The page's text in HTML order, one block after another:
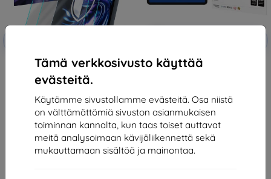
Tämä verkkosivusto käyttää
evästeitä.
Käytämme sivustollamme evästeitä. Osa niistä
on välttämättömiä sivuston asianmukaisen
toiminnan kannalta, kun taas toiset auttavat
meitä analysoimaan kävijäliikennettä sekä
mukauttamaan sisältöä ja mainontaa.
3mk Hardy Fusion Hybrid glass
for Nokia T20
27,90 €
25,11 €
Varastossa > 5 kpl
3MK FlexibleGlass Lite Nokia T20
10.4" Hybrid Glass Lite
10,71 €
Varastossa 2 kpl